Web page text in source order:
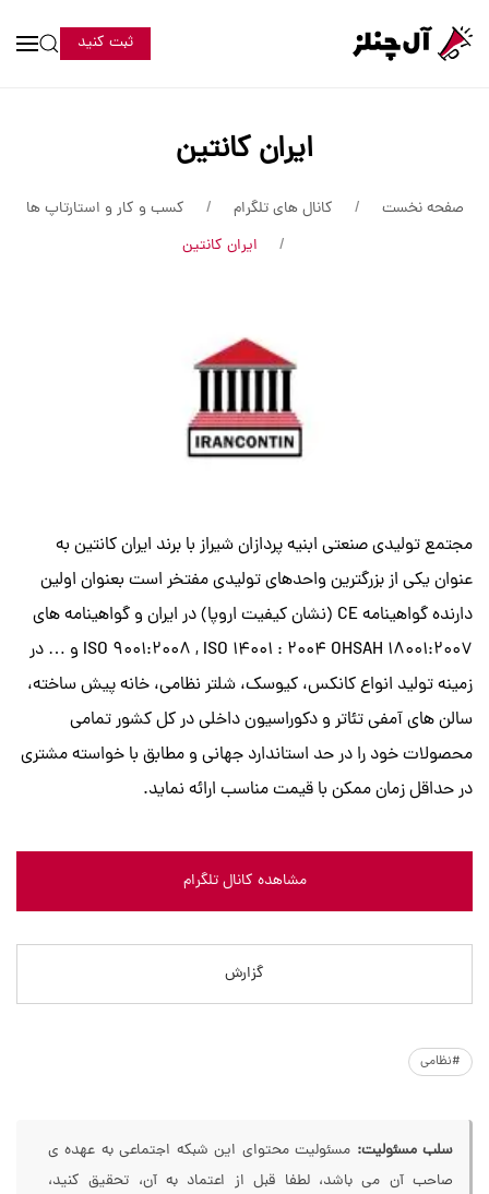
ثبت کنید
ایران کانتین
صفحه نخست کانال های تلگرام
کسب و کار و استارتاپ ها
ایران کانتین
مجتمع تولیدی صنعتی ابنیه پردازان شیراز با برند ایران کانتین به
عنوان یکی از بزرگترین واحدهای تولیدی مفتخر است بعنوان اولین
دارنده گواهینامه CE (نشان کیفیت اروپا) در ایران و گواهینامه های
ISO 9001:2008 , ISO 14001 : 2004 OHSAH 18001:2007 و … در
زمینه تولید انواع کانکس، کیوسک، شلتر نظامی، خانه پیش ساخته،
سالن های آمفی تئاتر و دکوراسیون داخلی در کل کشور تمامی
محصولات خود را در حد استاندارد جهانی و مطابق با خواسته مشتری
در حداقل زمان ممکن با قیمت مناسب ارائه نماید.
مشاهده کانال تلگرام
گزارش
#نظامی
سلب مسئولیت: مسئولیت محتوای این شبکه اجتماعی به عهده ی
صاحب آن می باشد، لطفا قبل از اعتماد به آن، تحقیق کنید،